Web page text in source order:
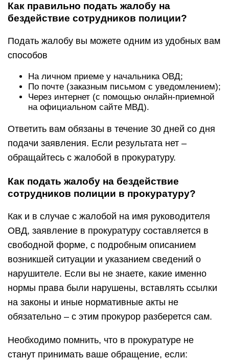
Как правильно подать жалобу на
бездействие сотрудников полиции?
Подать жалобу вы можете одним из удобных вам
способов
На личном приеме у начальника ОВД;
По почте (заказным письмом с уведомлением);
Через интернет (с помощью онлайн-приемной
на официальном сайте МВД).
Ответить вам обязаны в течение 30 дней со дня
подачи заявления. Если результата нет –
обращайтесь с жалобой в прокуратуру.
Как подать жалобу на бездействие
сотрудников полиции в прокуратуру?
Как и в случае с жалобой на имя руководителя
ОВД, заявление в прокуратуру составляется в
свободной форме, с подробным описанием
возникшей ситуации и указанием сведений о
нарушителе. Если вы не знаете, какие именно
нормы права были нарушены, вставлять ссылки
на законы и иные нормативные акты не
обязательно – с этим прокурор разберется сам.
Необходимо помнить, что в прокуратуре не
станут принимать ваше обращение, если: